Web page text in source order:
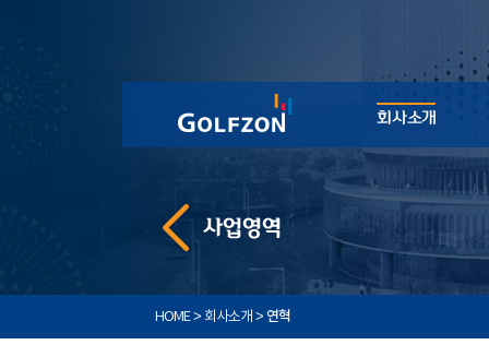
HOME> 회사소개 > 연혁